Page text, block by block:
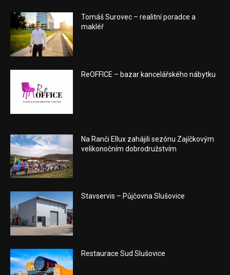
Tomáš Surovec – realitní poradce a
makléř
ReOFFICE – bazar kancelářského nábytku
Na Ranči Ellux zahájili sezónu Zajíčkovým
velikonočním dobrodružstvím
Stavservis – Půjčovna Slušovice
Restaurace Sud Slušovice